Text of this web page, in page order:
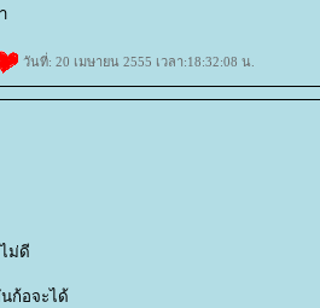
วันที่: 20 เมษายน 2555 เวลา:18:32:08 น.
ม่ดี
ก้อจะได้